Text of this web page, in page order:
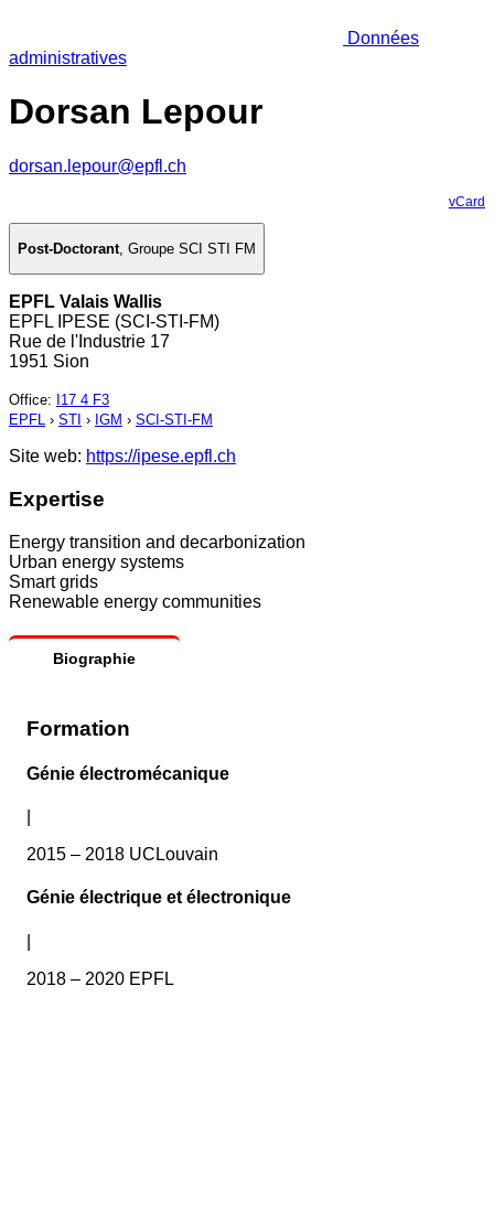
Données
administratives
Dorsan Lepour
dorsan.lepour@epfl.ch
vCard
Post-Doctorant, Groupe SCI STI FM
EPFL Valais Wallis
EPFL IPESE (SCI-STI-FM)
Rue de l'Industrie 17
1951 Sion
Office:
I17 4 F3
EPFL › STI › IGM › SCI-STI-FM
Site web: https://ipese.epfl.ch
Expertise
Energy transition and decarbonization
Urban energy systems
Smart grids
Renewable energy communities
Biographie
Formation
Génie électromécanique
2015 – 2018 UCLouvain
Génie électrique et électronique
2018 – 2020 EPFL